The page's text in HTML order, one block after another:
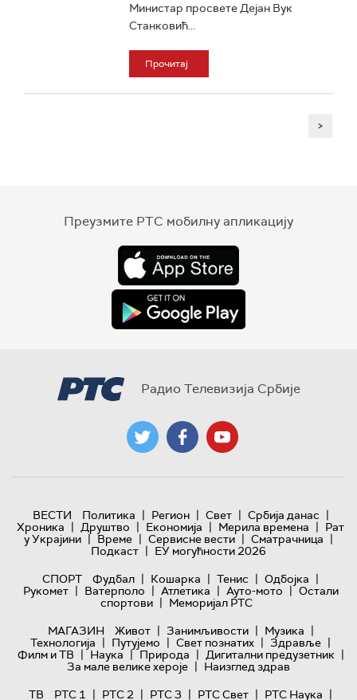
Министар просвете Дејан Вук
Станковић...
Прочитај
>
Преузмите РТС мобилну апликацију
Радио Телевизија Србије
ВЕСТИ Политика | Регион | Свет | Србија данас |
Хроника | Друштво | Економија | Мерила времена | Рат
у Украјини | Време | Сервисне вести | Сматрачница |
Подкаст | ЕУ могућности 2026
СПОРТ
Фудбал | Кошарка | Тенис | Одбојка |
Рукомет | Ватерполо | Атлетика | Ауто-мото | Остали
спортови | Меморијал РТС
МАГАЗИН
Живот | Занимљивости | Музика |
Технологијa | Путујемо | Свет познатих | Здравље |
Филм и ТВ | Наука | Природа | Дигитални предузетник |
За мале велике хероје | Наизглед здрав
ТВ
РТС 1 | РТС 2 | РТС 3 | РТС Свет | РТС Наука |